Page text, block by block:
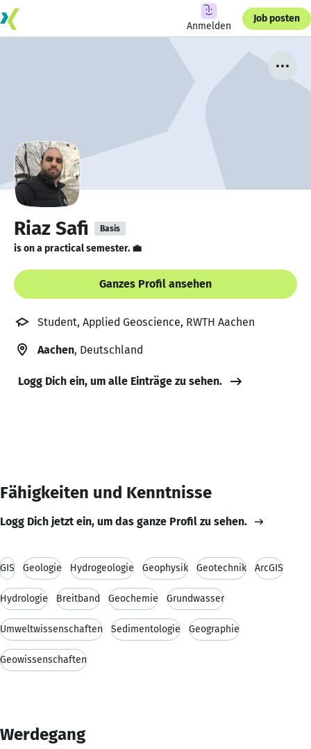
Anmelden
Job posten
Riaz Safi Basis
is on a practical semester. 💼
Ganzes Profil ansehen
Student, Applied Geoscience, RWTH Aachen
Aachen, Deutschland
Logg Dich ein, um alle Einträge zu sehen.
Fähigkeiten und Kenntnisse
Logg Dich jetzt ein, um das ganze Profil zu sehen.
GIS Geologie Hydrogeologie Geophysik Geotechnik ArcGIS
Hydrologie Breitband Geochemie Grundwasser
Umweltwissenschaften Sedimentologie Geographie
Geowissenschaften
Werdegang